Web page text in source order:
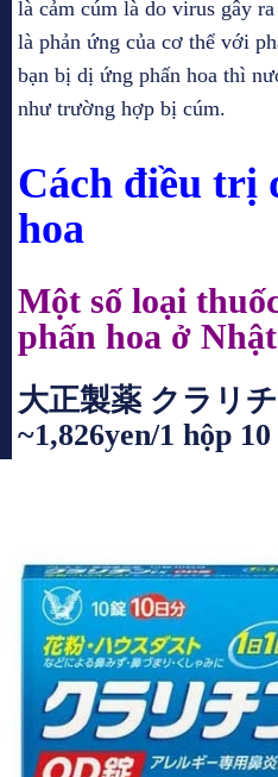
là cảm cúm là do virus gây
là phản ứng của cơ thể với
bạn bị dị ứng phấn hoa thì
như trường hợp bị cúm.
Cách điều trị
hoa
Một số loại
phấn hoa ở
大正製薬 クラリ
~1,826yen/1 hộp